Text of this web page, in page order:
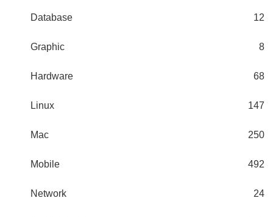
Database 12
Graphic 8
Hardware 68
Linux 147
Mac 250
Mobile 492
Network 24